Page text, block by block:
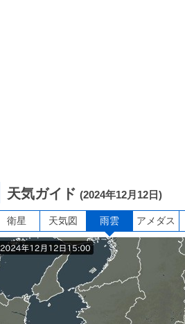
天気ガイド (2024年12月12日)
衛星 天気図 雨雲 アメダス